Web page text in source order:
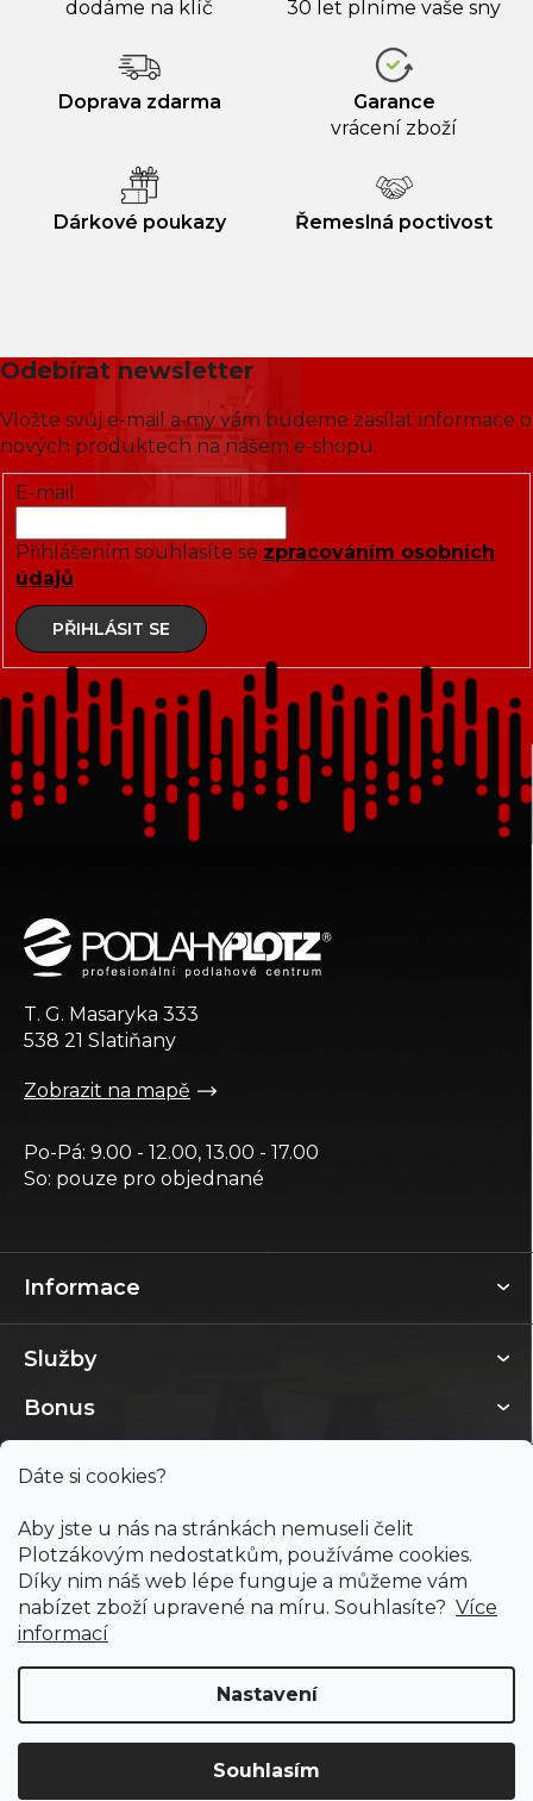
Dáte si cookies?
Aby jste u nás na stránkách nemuseli čelit
Plotzákovým nedostatkům, používáme cookies.
Díky nim náš web lépe funguje a můžeme vám
nabízet zboží upravené na míru. Souhlasíte? Více
informací
Nastavení
Souhlasím
dodáme na klíč
30 let plníme vaše sny
Doprava zdarma
Garance
vrácení zboží
Dárkové poukazy Řemeslná poctivost
Odebírat newsletter
Vložte svůj e-mail a my vám budeme zasílat informace o
nových produktech na našem e-shopu.
E-mail
Přihlášením souhlasíte se zpracováním osobních
údajů
PŘIHLÁSIT SE
Informace
Služby
Bonus
T. G. Masaryka 333
538 21 Slatiňany
Zobrazit na mapě
Po-Pá: 9.00 - 12.00, 13.00 - 17.00
So: pouze pro objednané
Copyright 2026PODLAHY PLOTZ s.r.o.. Všechna práva